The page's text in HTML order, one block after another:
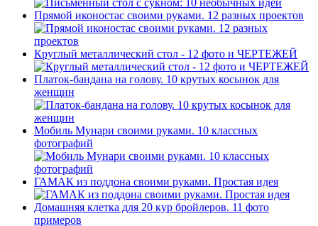
Прямой иконостас своими руками. 12 разных проектов
Круглый металлический стол - 12 фото и ЧЕРТЕЖЕЙ
Платок-бандана на голову. 10 крутых косынок для
женщин
Мобиль Мунари своими руками. 10 классных
фотографий
ГАМАК из поддона своими руками. Простая идея
Домашняя клетка для 20 кур бройлеров. 11 фото
примеров